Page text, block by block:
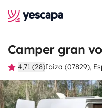
Camper gran
4,71 (28)Ibiza (07829),